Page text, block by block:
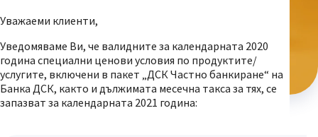
Уважаеми клиенти,
Уведомяваме Ви, че валидните за календарната 2020
година специални ценови условия по продуктите/
услугите, включени в пакет „ДСК Частно банкиране“ на
Банка ДСК, както и дължимата месечна такса за тях, се
запазват за календарната 2021 година: